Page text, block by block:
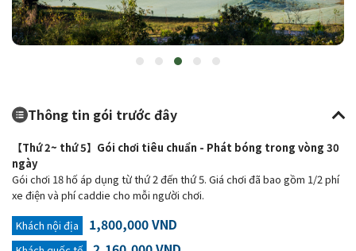
Thông tin gói trước đây
【Thứ 2~ thứ 5】Gói chơi tiêu chuẩn - Phát bóng trong vòng 30
ngày
Gói chơi 18 hố áp dụng từ thứ 2 đến thứ 5. Giá chơi đã bao gồm 1/2 phí
xe điện và phí caddie cho mỗi người chơi.
Khách nội địa
1,800,000 VND